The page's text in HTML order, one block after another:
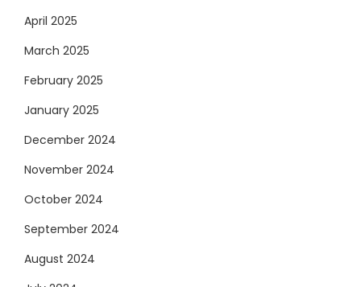
April 2025
March 2025
February 2025
January 2025
December 2024
November 2024
October 2024
September 2024
August 2024